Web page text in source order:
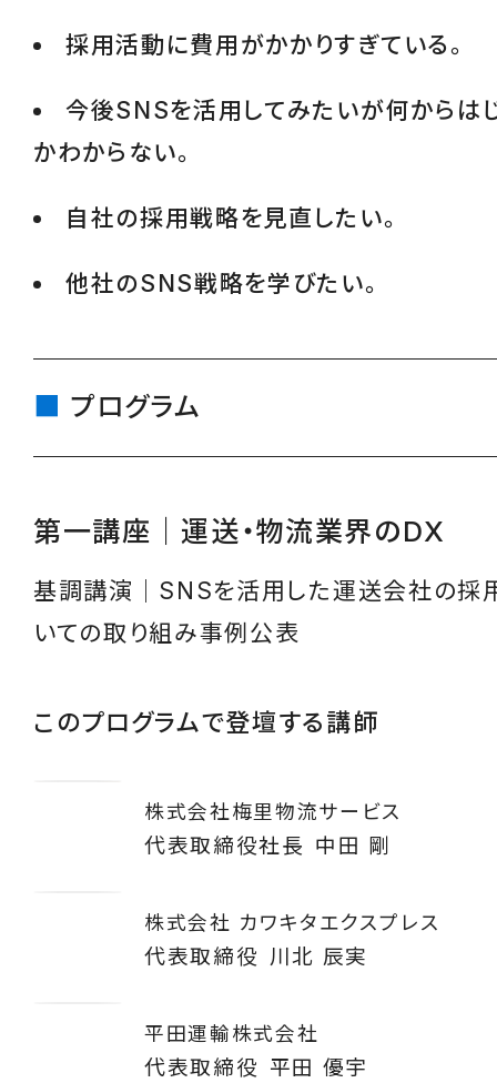
採用活動に費用がかかりすぎている。
今後SNSを活用してみたいが何からは
かわからない。
自社の採用戦略を見直したい。
他社のSNS戦略を学びたい。
プログラム
第一講座｜運送・物流業界のDX
基調講演｜SNSを活用した運送会社の採
いての取り組み事例公表
このプログラムで登壇する講師
株式会社梅里物流サービス
代表取締役社長 中田 剛
株式会社 カワキタエクスプレス
代表取締役 川北 辰実
平田運輸株式会社
代表取締役 平田 優宇